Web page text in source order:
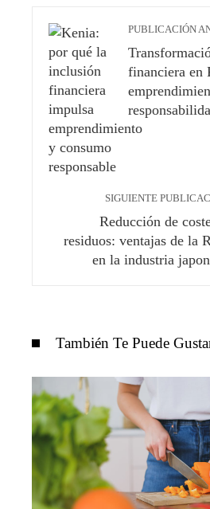
PUBLICACIÓN
financiera en
SIGUIENTE
Reducción de
residuos: ventajas de la
en la industria
También Te Puede